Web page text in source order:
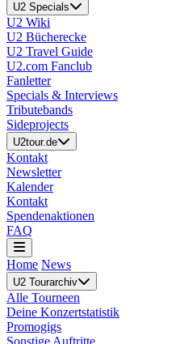
U2 Specials
U2 Wiki
U2 Bücherecke
U2 Travel Guide
U2.com Fanclub
Fanletter
Specials & Interviews
Tributebands
Sideprojects
U2tour.de
Kontakt
Newsletter
Kalender
Kontakt
Spendenaktionen
FAQ
Home News
U2 Tourarchiv
Alle Tourneen
Deine Konzertstatistik
Promogigs
Sonstige Auftritte